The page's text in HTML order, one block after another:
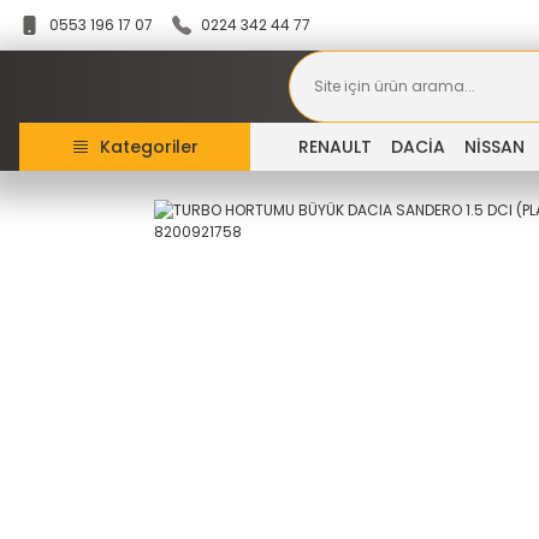
0553 196 17 07 0224 342 44 77
Kategoriler RENAULT DACİA NİSSAN